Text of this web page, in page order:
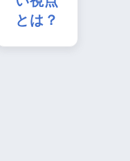
とは？